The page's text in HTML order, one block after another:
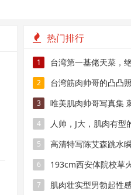
热门排行
1
台湾第一基佬天菜，
想扑倒！
2 台湾筋肉帅哥的凸凸照
3 唯美肌肉帅哥写真集
4 人帅，J大，肌肉有型
5
高清特写陈艾森跳水
个称呼是怎么来的
6
193cm西安体院校草
发指
7 肌肉壮实型男勃起性